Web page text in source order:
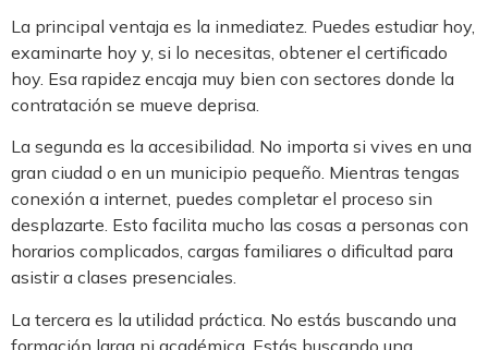
La principal ventaja es la inmediatez. Puedes estudiar hoy,
examinarte hoy y, si lo necesitas, obtener el certificado
hoy. Esa rapidez encaja muy bien con sectores donde la
contratación se mueve deprisa.
La segunda es la accesibilidad. No importa si vives en una
gran ciudad o en un municipio pequeño. Mientras tengas
conexión a internet, puedes completar el proceso sin
desplazarte. Esto facilita mucho las cosas a personas con
horarios complicados, cargas familiares o dificultad para
asistir a clases presenciales.
La tercera es la utilidad práctica. No estás buscando una
formación larga ni académica. Estás buscando una